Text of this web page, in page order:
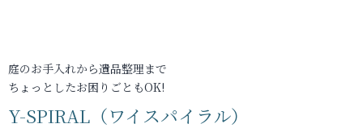
庭のお手入れから遺品整理まで
ちょっとしたお困りごともOK!
Y-SPIRAL（ワイスパイラル）